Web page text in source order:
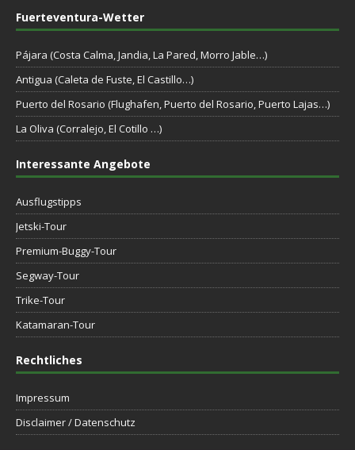
Fuerteventura-Wetter
Pájara (Costa Calma, Jandia, La Pared, Morro Jable…)
Antigua (Caleta de Fuste, El Castillo…)
Puerto del Rosario (Flughafen, Puerto del Rosario, Puerto Lajas…)
La Oliva (Corralejo, El Cotillo …)
Interessante Angebote
Ausflugstipps
Jetski-Tour
Premium-Buggy-Tour
Segway-Tour
Trike-Tour
Katamaran-Tour
Rechtliches
Impressum
Disclaimer / Datenschutz